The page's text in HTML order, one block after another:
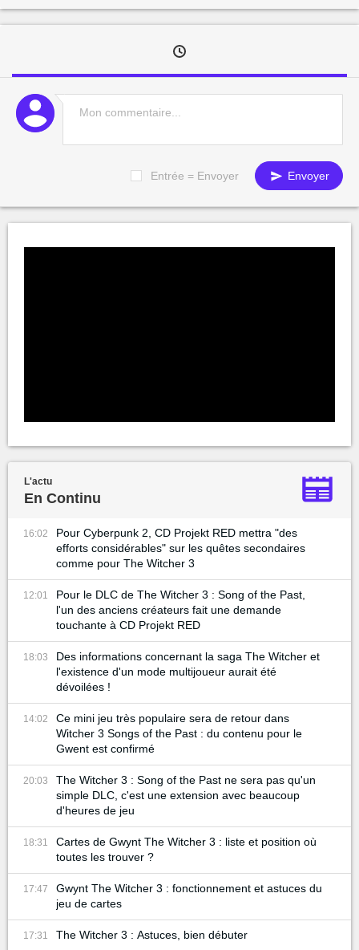
Entrée = Envoyer Envoyer
L'actu
En Continu
16:02
Pour Cyberpunk 2, CD Projekt RED mettra "des
efforts considérables" sur les quêtes secondaires
comme pour The Witcher 3
12:01
Pour le DLC de The Witcher 3 : Song of the Past,
l'un des anciens créateurs fait une demande
touchante à CD Projekt RED
18:03
Des informations concernant la saga The Witcher et
l'existence d'un mode multijoueur aurait été
dévoilées !
14:02
Ce mini jeu très populaire sera de retour dans
Witcher 3 Songs of the Past : du contenu pour le
Gwent est confirmé
20:03
The Witcher 3 : Song of the Past ne sera pas qu'un
simple DLC, c'est une extension avec beaucoup
d'heures de jeu
18:31
Cartes de Gwynt The Witcher 3 : liste et position où
toutes les trouver ?
17:47
Gwynt The Witcher 3 : fonctionnement et astuces du
jeu de cartes
17:31 The Witcher 3 : Astuces, bien débuter